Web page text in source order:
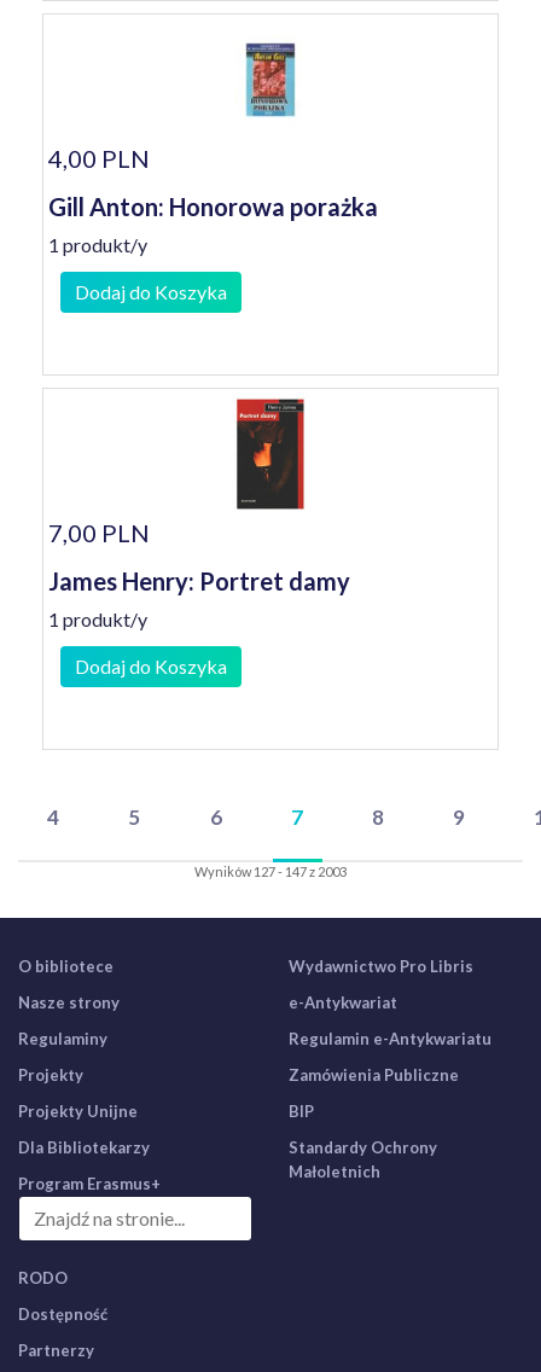
4,00 PLN
Gill Anton: Honorowa porażka
1 produkt/y
Dodaj do Koszyka
7,00 PLN
James Henry: Portret damy
1 produkt/y
Dodaj do Koszyka
4 5 6 7 8 9
Wyników 127 - 147 z 2003
O bibliotece
Nasze strony
Regulaminy
Projekty
Projekty Unijne
Dla Bibliotekarzy
Program Erasmus+
Wydawnictwo Pro Libris
e-Antykwariat
Regulamin e-Antykwariatu
Zamówienia Publiczne
BIP
Standardy Ochrony
Małoletnich
RODO
Dostępność
Partnerzy